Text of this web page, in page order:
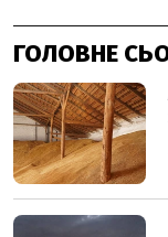
ГОЛОВНЕ